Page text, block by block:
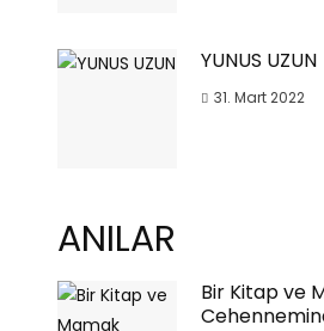
YUNUS UZUN
31. Mart 2022
ANILAR
Bir Kitap ve